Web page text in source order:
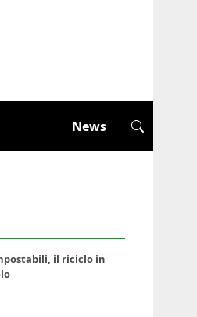
News
il riciclo in